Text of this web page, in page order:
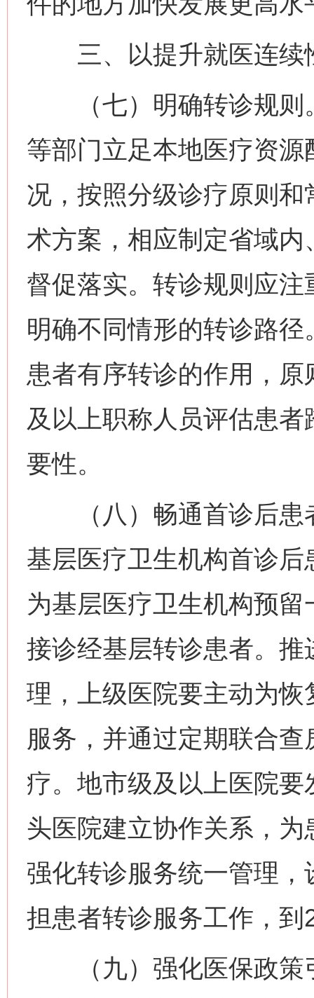
三、以提升就医连续
（七）明确转诊规则
等部门立足本地医疗资
况，按照分级诊疗原则
术方案，相应制定省域
督促落实。转诊规则应
明确不同情形的转诊路
患者有序转诊的作用，
及以上职称人员评估患
要性。
（八）畅通首诊后患
基层医疗卫生机构首诊
为基层医疗卫生机构预
接诊经基层转诊患者。
理，上级医院要主动为
服务，并通过定期联合
疗。地市级及以上医院
头医院建立协作关系，
强化转诊服务统一管理
担患者转诊服务工作，
（九）强化医保政策